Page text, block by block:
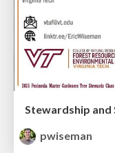
pwiseman